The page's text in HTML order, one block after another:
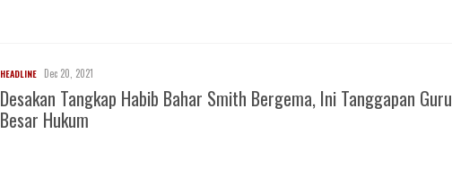
HEADLINE Dec 20, 2021
Desakan Tangkap Habib Bahar Smith Bergema, Ini Tanggapan Guru
Besar Hukum